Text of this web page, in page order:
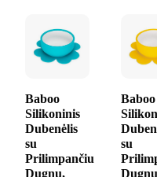
Baboo
Silikoninis
Dubenėlis
su
Prilimpančiu
Dugnu,
Baboo
su